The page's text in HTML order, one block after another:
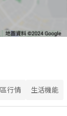
行情 生活機能